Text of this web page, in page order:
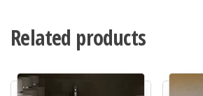
Related products